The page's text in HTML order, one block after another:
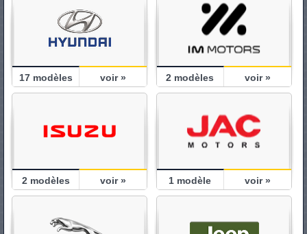
17modèles voir » 2 modèles voir »
2modèles voir » 1 modèle voir »